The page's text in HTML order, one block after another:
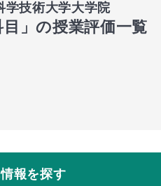
学技術大学大学院
目」の授業評価一覧
報を探す